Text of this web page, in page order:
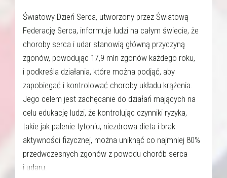
Światowy Dzień Serca, utworzony przez Światową
Federację Serca, informuje ludzi na całym świecie, że
choroby serca i udar stanowią główną przyczyną
zgonów, powodując 17,9 mln zgonów każdego roku,
i podkreśla działania, które można podjąć, aby
zapobiegać i kontrolować choroby układu krążenia.
Jego celem jest zachęcanie do działań mających na
celu edukację ludzi, że kontrolując czynniki ryzyka,
takie jak palenie tytoniu, niezdrowa dieta i brak
aktywności fizycznej, można uniknąć co najmniej 80%
przedwczesnych zgonów z powodu chorób serca
i udaru.